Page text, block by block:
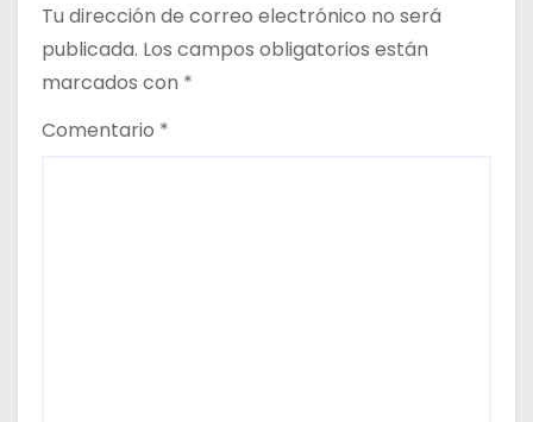
Tu dirección de correo electrónico no será
publicada. Los campos obligatorios están
marcados con *
Comentario *